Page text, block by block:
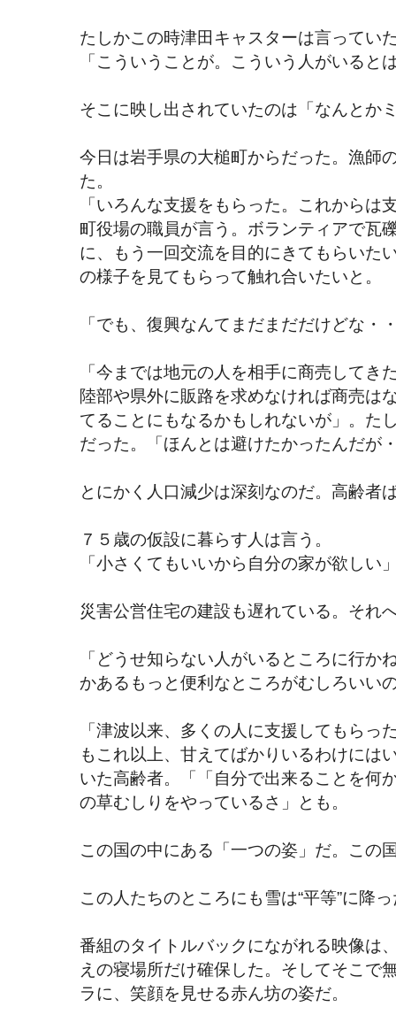
たしかこの時津田キャスターは言ってい
「こういうことが。こういう人がいる
そこに映し出されていたのは「なんとか
今日は岩手県の大槌町からだった。漁師
た。
「いろんな支援をもらった。これから
町役場の職員が言う。ボランティアで瓦
に、もう一回交流を目的にきてもらいた
の様子を見てもらって触れ合いたいと。
「でも、復興なんてまだまだだけどな・
「今までは地元の人を相手に商売して
陸部や県外に販路を求めなければ商売は
てることにもなるかもしれないが」。た
だった。「ほんとは避けたかったんだが
とにかく人口減少は深刻なのだ。高齢者
７５歳の仮設に暮らす人は言う。
「小さくてもいいから自分の家が欲しい
災害公営住宅の建設も遅れている。それ
「どうせ知らない人がいるところに行
かあるもっと便利なところがむしろいい
「津波以来、多くの人に支援してもら
もこれ以上、甘えてばかりいるわけには
いた高齢者。「「自分で出来ることを何
の草むしりをやっているさ」とも。
この国の中にある「一つの姿」だ。この
この人たちのところにも雪は“平等”に降
番組のタイトルバックにながれる映像は
えの寝場所だけ確保した。そしてそこで
ラに、笑顔を見せる赤ん坊の姿だ。